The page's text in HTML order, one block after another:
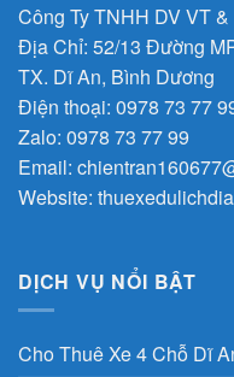
Công Ty TNHH DV VT
Địa Chỉ: 52/13 Đường
TX. Dĩ An, Bình Dương
Điện thoại: 0978 73 77
Zalo: 0978 73 77 99
Email:
Website:
DỊCH VỤ NỔI BẬT
Cho Thuê Xe 4 Chỗ Dĩ